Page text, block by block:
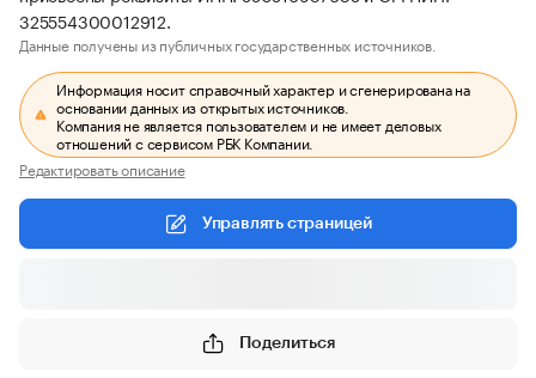
325554300012912.
Данные получены из публичных государственных источников.
Информация носит справочный характер и сгенерирована на
основании данных из открытых источников.
Компания не является пользователем и не имеет деловых
отношений с сервисом РБК Компании.
Редактировать описание
Управлять страницей
Поделиться